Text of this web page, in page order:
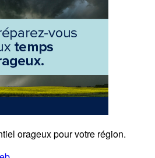
orageux pour votre région.